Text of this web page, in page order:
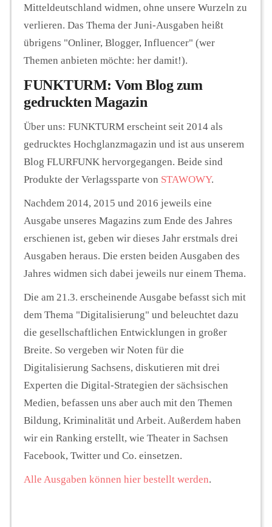
Mitteldeutschland widmen, ohne unsere Wurzeln zu
verlieren. Das Thema der Juni-Ausgaben heißt
übrigens "Onliner, Blogger, Influencer" (wer
Themen anbieten möchte: her damit!).
FUNKTURM: Vom Blog zum
gedruckten Magazin
Über uns: FUNKTURM erscheint seit 2014 als
gedrucktes Hochglanzmagazin und ist aus unserem
Blog FLURFUNK hervorgegangen. Beide sind
Produkte der Verlagssparte von STAWOWY.
Nachdem 2014, 2015 und 2016 jeweils eine
Ausgabe unseres Magazins zum Ende des Jahres
erschienen ist, geben wir dieses Jahr erstmals drei
Ausgaben heraus. Die ersten beiden Ausgaben des
Jahres widmen sich dabei jeweils nur einem Thema.
Die am 21.3. erscheinende Ausgabe befasst sich mit
dem Thema "Digitalisierung" und beleuchtet dazu
die gesellschaftlichen Entwicklungen in großer
Breite. So vergeben wir Noten für die
Digitalisierung Sachsens, diskutieren mit drei
Experten die Digital-Strategien der sächsischen
Medien, befassen uns aber auch mit den Themen
Bildung, Kriminalität und Arbeit. Außerdem haben
wir ein Ranking erstellt, wie Theater in Sachsen
Facebook, Twitter und Co. einsetzen.
Alle Ausgaben können hier bestellt werden.